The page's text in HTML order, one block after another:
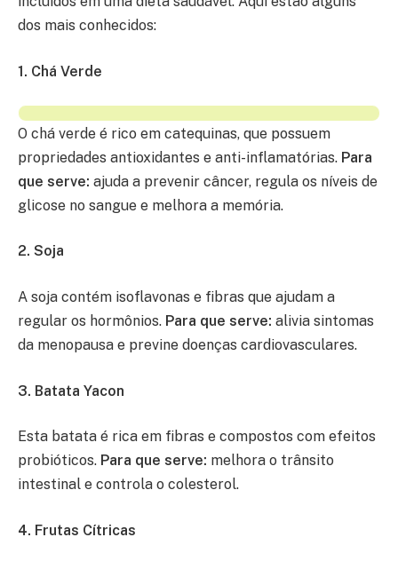
dos mais conhecidos:
1. Chá Verde
O chá verde é rico em catequinas, que possuem
propriedades antioxidantes e anti-inflamatórias. Para
que serve: ajuda a prevenir câncer, regula os níveis de
glicose no sangue e melhora a memória.
2. Soja
A soja contém isoflavonas e fibras que ajudam a
regular os hormônios. Para que serve: alivia sintomas
da menopausa e previne doenças cardiovasculares.
3. Batata Yacon
Esta batata é rica em fibras e compostos com efeitos
probióticos. Para que serve: melhora o trânsito
intestinal e controla o colesterol.
4. Frutas Cítricas